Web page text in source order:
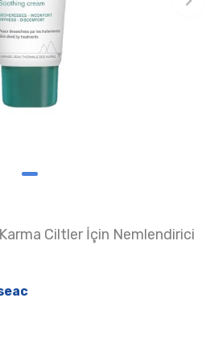
Ciltler İçin Nemlendirici